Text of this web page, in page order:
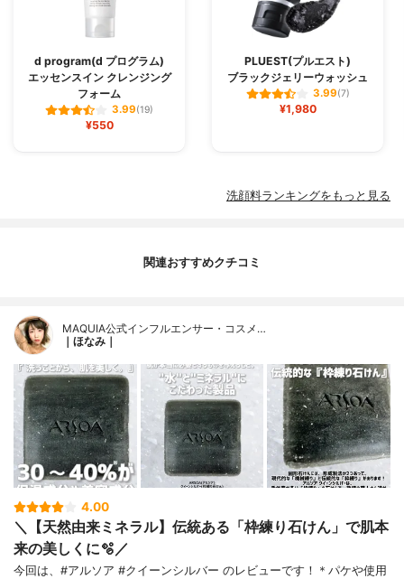
d program(d プログラム)
エッセンスイン クレンジング
フォーム
3.99(19)
¥550
PLUEST(プルエスト)
ブラックジェリーウォッシュ
3.99(7)
¥1,980
洗顔料ランキングをもっと見る
関連おすすめクチコミ
MAQUIA公式インフルエンサー・コスメ…
｜ほなみ｜
4.00
＼【天然由来ミネラル】伝統ある「枠練り石けん」で肌本
来の美しくに🫧／
今回は、#アルソア #クイーンシルバー のレビューです！＊パケや使用